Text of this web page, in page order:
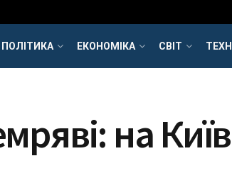
ПОЛІТИКА ЕКОНОМІКА СВІТ
на